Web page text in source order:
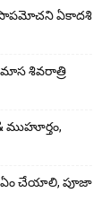
పాపమోచని ఏకాదశి
| మాస శివరాత్రి
ముహూర్తం,
ఏం చేయాలి, పూజా